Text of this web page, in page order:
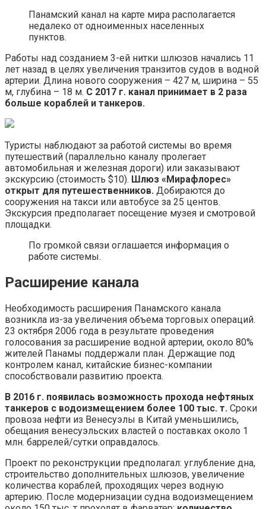
Панамский канал на карте мира располагается
недалеко от одноименных населенных
пунктов.
Работы над созданием 3-ей нитки шлюзов начались 11
лет назад в целях увеличения транзитов судов в водной
артерии. Длина нового сооружения – 427 м, ширина – 55
м, глубина – 18 м. С 2017 г. канал принимает в 2 раза
больше кораблей и танкеров.
Туристы наблюдают за работой системы во время
путешествий (параллельно каналу пролегает
автомобильная и железная дороги) или заказывают
экскурсию (стоимость $10). Шлюз «Мирафлорес»
открыт для путешественников. Добираются до
сооружения на такси или автобусе за 25 центов.
Экскурсия предполагает посещение музея и смотровой
площадки.
По громкой связи оглашается информация о
работе системы.
Расширение канала
Необходимость расширения Панамского канала
возникла из-за увеличения объема торговых операций.
23 октября 2006 года в результате проведения
голосования за расширение водной артерии, около 80%
жителей Панамы поддержали план. Держащие под
контролем канал, китайские бизнес-компании
способствовали развитию проекта.
В 2016 г. появилась возможность прохода нефтяных
танкеров с водоизмещением более 100 тыс. т. Сроки
провоза нефти из Венесуэлы в Китай уменьшились,
обещания венесуэльских властей о поставках около 1
млн. баррелей/сутки оправдалось.
Проект по реконструкции предполагал: углубление дна,
строительство дополнительных шлюзов, увеличение
количества кораблей, проходящих через водную
артерию. После модернизации судна водоизмещением